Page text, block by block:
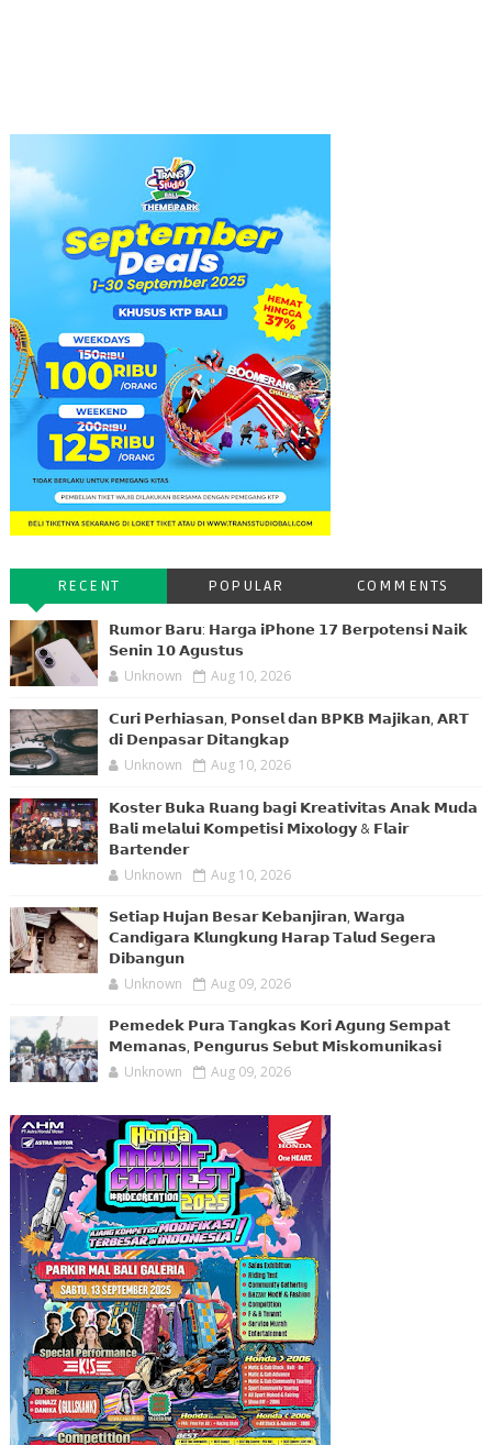
RECENT POPULAR COMMENTS
𝗥𝘂𝗺𝗼𝗿 𝗕𝗮𝗿𝘂: 𝗛𝗮𝗿𝗴𝗮 𝗶𝗣𝗵𝗼𝗻𝗲 𝟭𝟳 𝗕𝗲𝗿𝗽𝗼𝘁𝗲𝗻𝘀𝗶 𝗡𝗮𝗶𝗸
𝗦𝗲𝗻𝗶𝗻 𝟭𝟬 𝗔𝗴𝘂𝘀𝘁𝘂𝘀
Unknown Aug 10, 2026
𝗖𝘂𝗿𝗶 𝗣𝗲𝗿𝗵𝗶𝗮𝘀𝗮𝗻, 𝗣𝗼𝗻𝘀𝗲𝗹 𝗱𝗮𝗻 𝗕𝗣𝗞𝗕 𝗠𝗮𝗷𝗶𝗸𝗮𝗻, 𝗔𝗥𝗧
𝗱𝗶 𝗗𝗲𝗻𝗽𝗮𝘀𝗮𝗿 𝗗𝗶𝘁𝗮𝗻𝗴𝗸𝗮𝗽
Unknown Aug 10, 2026
𝗞𝗼𝘀𝘁𝗲𝗿 𝗕𝘂𝗸𝗮 𝗥𝘂𝗮𝗻𝗴 𝗯𝗮𝗴𝗶 𝗞𝗿𝗲𝗮𝘁𝗶𝘃𝗶𝘁𝗮𝘀 𝗔𝗻𝗮𝗸 𝗠𝘂𝗱𝗮
𝗕𝗮𝗹𝗶 𝗺𝗲𝗹𝗮𝗹𝘂𝗶 𝗞𝗼𝗺𝗽𝗲𝘁𝗶𝘀𝗶 𝗠𝗶𝘅𝗼𝗹𝗼𝗴𝘆 & 𝗙𝗹𝗮𝗶𝗿
𝗕𝗮𝗿𝘁𝗲𝗻𝗱𝗲𝗿
Unknown Aug 10, 2026
𝗦𝗲𝘁𝗶𝗮𝗽 𝗛𝘂𝗷𝗮𝗻 𝗕𝗲𝘀𝗮𝗿 𝗞𝗲𝗯𝗮𝗻𝗷𝗶𝗿𝗮𝗻, 𝗪𝗮𝗿𝗴𝗮
𝗖𝗮𝗻𝗱𝗶𝗴𝗮𝗿𝗮 𝗞𝗹𝘂𝗻𝗴𝗸𝘂𝗻𝗴 𝗛𝗮𝗿𝗮𝗽 𝗧𝗮𝗹𝘂𝗱 𝗦𝗲𝗴𝗲𝗿𝗮
𝗗𝗶𝗯𝗮𝗻𝗴𝘂𝗻
Unknown Aug 09, 2026
𝗣𝗲𝗺𝗲𝗱𝗲𝗸 𝗣𝘂𝗿𝗮 𝗧𝗮𝗻𝗴𝗸𝗮𝘀 𝗞𝗼𝗿𝗶 𝗔𝗴𝘂𝗻𝗴 𝗦𝗲𝗺𝗽𝗮𝘁
𝗠𝗲𝗺𝗮𝗻𝗮𝘀, 𝗣𝗲𝗻𝗴𝘂𝗿𝘂𝘀 𝗦𝗲𝗯𝘂𝘁 𝗠𝗶𝘀𝗸𝗼𝗺𝘂𝗻𝗶𝗸𝗮𝘀𝗶
Unknown Aug 09, 2026